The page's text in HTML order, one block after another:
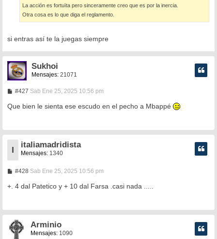
La acción es fortuïta pero sinceramente creo que es por la inercia.
Otra cosa es lo que diga el reglamento.
si entras así te la juegas siempre
Sukhoi
Mensajes: 21071
#427M
n
e
Sab Ene 25, 2025 10:56 pm
Que bien le sienta ese escudo en el pecho a Mbappé
I
italiamadridista
Mensajes: 1340
#428M
n
s
e
Sab Ene 25, 2025 10:56 pm
+. 4 dal Patetico y + 10 dal Farsa .casi nada .....
Arminio
Mensajes: 1090